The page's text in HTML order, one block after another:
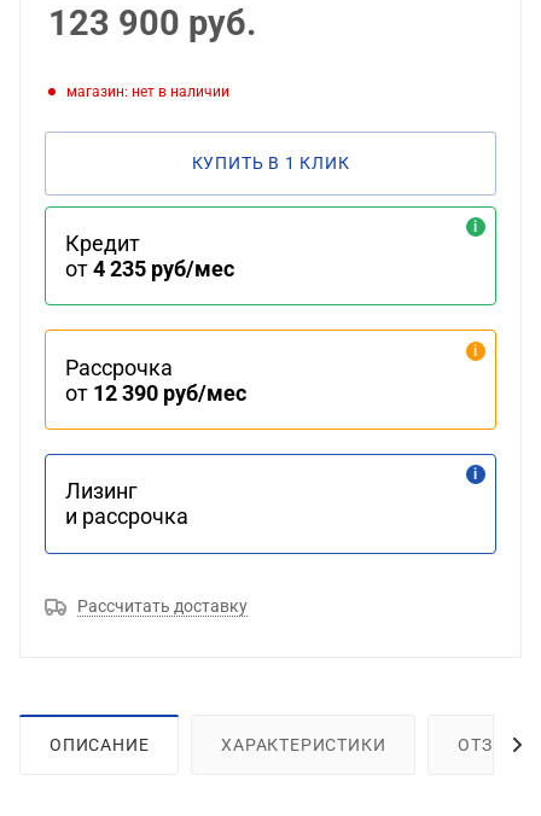
123 900 руб.
Магазин: нет в наличии
КУПИТЬ В 1 КЛИК
Кредит
от4 235 руб/мес
Рассрочка
от 12 390 руб/мес
Лизинг
и рассрочка
Рассчитать доставку
ОПИСАНИЕ ХАРАКТЕРИСТИКИ ОТЗЫВЫ